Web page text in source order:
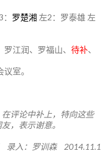
罗楚湘 左2：罗泰雄 左
罗江润、罗福山、 待补、
室。
评论中补上，特向这些
，表示谢意。
录入：罗训森 2014.11.1